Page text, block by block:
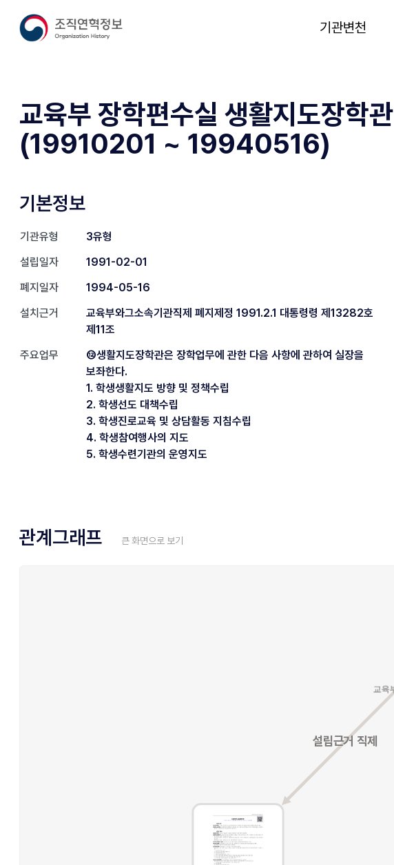
기관변천
교육부 장학편수실 생활지도장학관
(19910201 ~ 19940516)
기본정보
기관유형
3유형
설립일자
1991-02-01
폐지일자
1994-05-16
설치근거
교육부와그소속기관직제 폐지제정 1991.2.1 대통령령 제13282호
제11조
주요업무
⑫생활지도장학관은 장학업무에 관한 다음 사항에 관하여 실장을
보좌한다.
1. 학생생활지도 방향 및 정책수립
2. 학생선도 대책수립
3. 학생진로교육 및 상담활동 지침수립
4. 학생참여행사의 지도
5. 학생수련기관의 운영지도
관계그래프 큰 화면으로 보기